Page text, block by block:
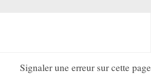
Signaler une erreur sur cette page